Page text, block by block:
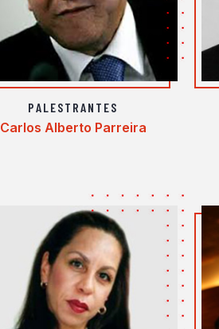
PALESTRANTES
Carlos Alberto Parreira